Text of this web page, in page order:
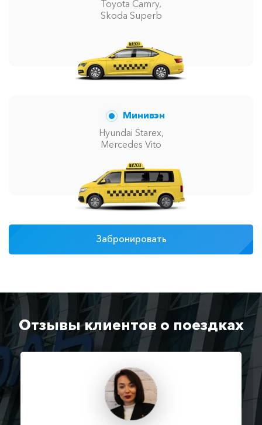
Toyota Camry,
Skoda Superb
Минивэн
Hyundai Starex,
Mercedes Vito
Забронировать
Отзывы клиентов о поездках